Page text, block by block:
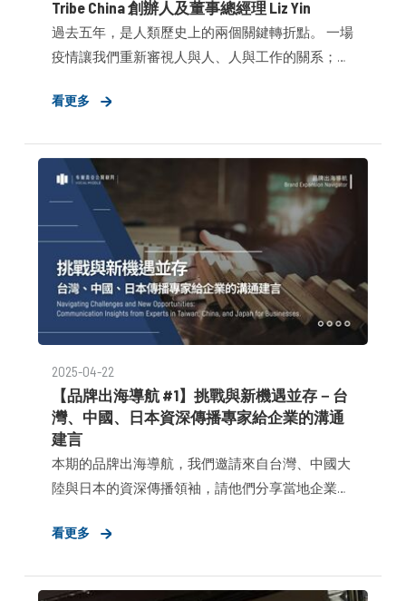
Tribe China 創辦人及董事總經理 Liz Yin​
過去五年，是⼈類歷史上的兩個關鍵轉折點。 ⼀場
疫情讓我們重新審視⼈與⼈、⼈與⼯作的關系；⼀
解。 ⾝處傳播⾏業，這種變化尤為深刻。 對我個
作⽅式，也重構了我們與客戶、媒體與社會之間的
關系。
看更多
2025-04-22
【品牌出海導航 #1】挑戰與新機遇並存－台
灣、中國、日本資深傳播專家給企業的溝通
建言
本期的品牌出海導航，我們邀請來自台灣、中國大
陸與日本的資深傳播領袖，請他們分享當地企業是
策略性溝通可在此時發揮的關鍵作用。 這篇跨市場
看更多